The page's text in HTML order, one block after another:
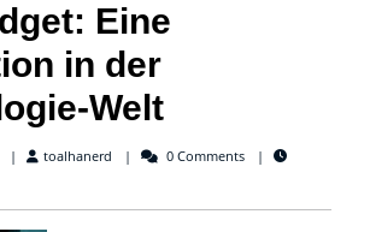
Eine
in der
Welt
toalhanerd toalhanerd0 Comments